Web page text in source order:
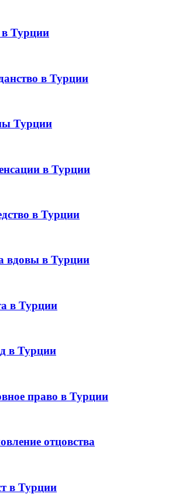
Турции
в Турции
Турции
в Турции
в Турции
вдовы в Турции
в Турции
в Турции
право в Турции
отцовства
в Турции